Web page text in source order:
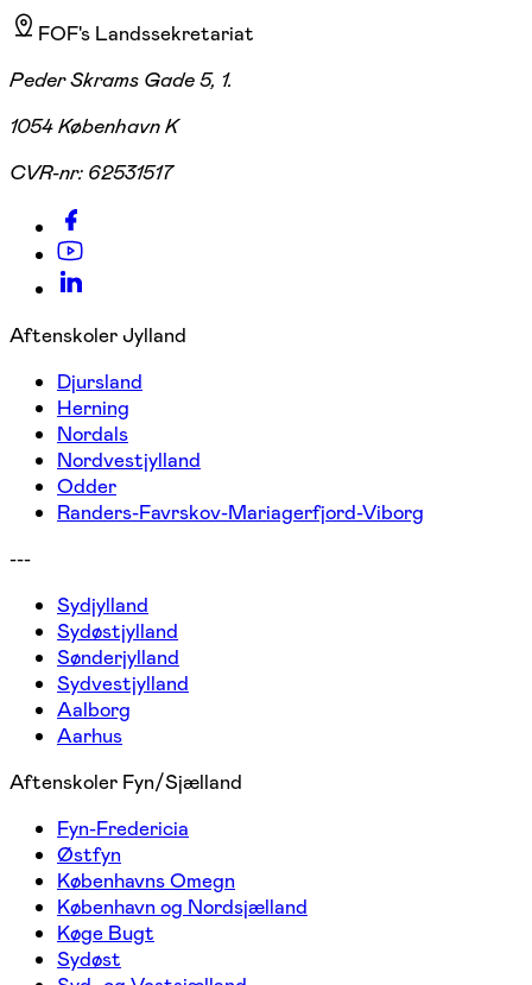
FOF's Landssekretariat
Peder Skrams Gade 5, 1.
1054 København K
CVR-nr: 62531517
Aftenskoler Jylland
Djursland
Herning
Nordals
Nordvestjylland
Odder
Randers-Favrskov-Mariagerfjord-Viborg
---
Sydjylland
Sydøstjylland
Sønderjylland
Sydvestjylland
Aalborg
Aarhus
Aftenskoler Fyn/Sjælland
Fyn-Fredericia
Østfyn
Københavns Omegn
København og Nordsjælland
Køge Bugt
Sydøst